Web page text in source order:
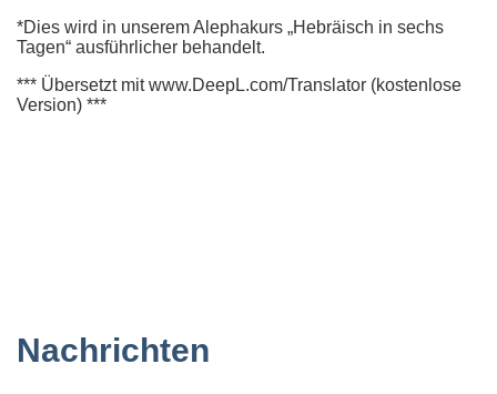
*Dies wird in unserem Alephakurs „Hebräisch in sechs
Tagen“ ausführlicher behandelt.
*** Übersetzt mit www.DeepL.com/Translator (kostenlose
Version) ***
Nachrichten